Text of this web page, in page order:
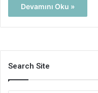
Devamını Oku »
Search Site